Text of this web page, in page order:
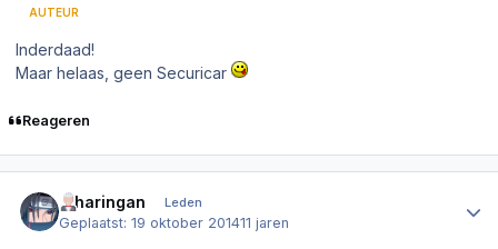
AUTEUR
Inderdaad!
Maar helaas, geen Securicar
Reageren
.Sharingan Leden
Geplaatst:19 oktober 201411 jaren